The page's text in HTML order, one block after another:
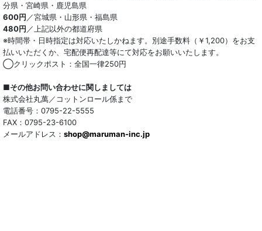
テンセル混
キュプラ/レーヨン混
シルク混
ウール混
トリアセテート混
サッカー/クレープ
分県・宮崎県・鹿児島県
600円 ／宮城県・山形県・福島県
480円 ／上記以外の都道府県
※時間帯・日時指定は対応いたしかねます。別途手数料（￥1,200）をお支
払いいただくか、宅配便再配達等にて対応をお願いいたします。
◯クリックポスト：全国一律250円
■その他お問い合わせに関しましては
株式会社丸萬／コットンロール係まで
電話番号：0795-22-5555
FAX：0795-23-6100
メールアドレス： shop@maruman-inc.jp